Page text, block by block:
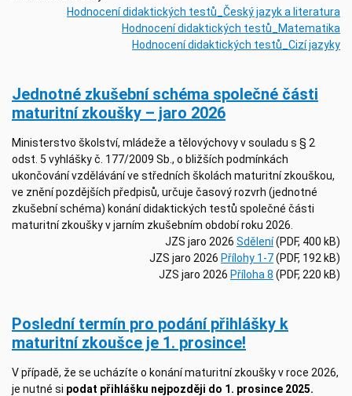
Hodnocení didaktických testů_Český jazyk a literatura
Hodnocení didaktických testů_Matematika
Hodnocení didaktických testů_Cizí jazyky
Jednotné zkušební schéma společné části
maturitní zkoušky – jaro 2026
Ministerstvo školství, mládeže a tělovýchovy v souladu s § 2
odst. 5 vyhlášky č. 177/2009 Sb., o bližších podmínkách
ukončování vzdělávání ve středních školách maturitní zkouškou,
ve znění pozdějších předpisů, určuje časový rozvrh (jednotné
zkušební schéma) konání didaktických testů společné části
maturitní zkoušky v jarním zkušebním období roku 2026.
JZS jaro 2026 Sdělení(PDF, 400 kB)
JZS jaro 2026 Přílohy 1-7(PDF, 192 kB)
JZS jaro 2026 Příloha 8 (PDF, 220 kB)
Poslední termín pro podání přihlášky k
maturitní zkoušce je 1. prosince!
V případě, že se ucházíte o konání maturitní zkoušky v roce 2026,
je nutné si podat přihlášku nejpozději do 1. prosince 2025.